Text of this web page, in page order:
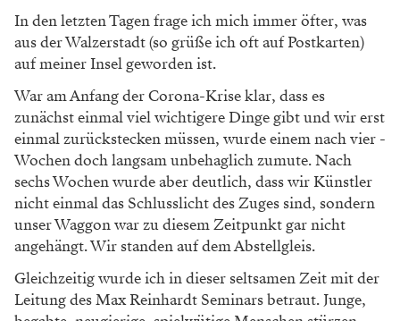
In den letzten Tagen frage ich mich immer öfter, was
aus der Walzerstadt (so ­grüße ich oft auf Postkarten)
auf meiner Insel geworden ist.
War am Anfang der Corona-Krise klar, dass es
zunächst einmal viel wichtigere Dinge gibt und wir erst
einmal zurückstecken müssen, wurde einem nach vier ­
Wochen doch langsam unbehaglich zumute. Nach
sechs Wochen wurde aber deutlich, dass wir Künstler
nicht einmal das Schlusslicht des Zuges sind, sondern
unser ­Waggon war zu diesem Zeitpunkt gar nicht
angehängt. Wir standen auf dem Abstellgleis.
Gleichzeitig wurde ich in dieser seltsamen Zeit mit der
Leitung des Max Reinhardt ­Seminars betraut. Junge,